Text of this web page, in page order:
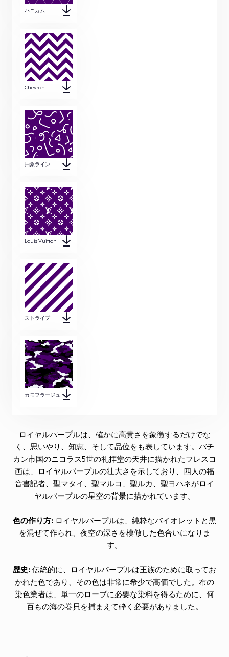
ロイヤルパープルは、確かに高貴さを象徴するだけでな
く、思いやり、知恵、そして品位をも表しています。バチ
カン市国のニコラス5世の礼拝堂の天井に描かれたフレスコ
画は、ロイヤルパープルの壮大さを示しており、四人の福
音書記者、聖マタイ、聖マルコ、聖ルカ、聖ヨハネがロイ
ヤルパープルの星空の背景に描かれています。
色の作り方: ロイヤルパープルは、純粋なバイオレットと黒
を混ぜて作られ、夜空の深さを模倣した色合いになりま
す。
歴史:伝統的に、ロイヤルパープルは王族のために取ってお
かれた色であり、その色は非常に希少で高価でした。布の
染色業者は、単一のローブに必要な染料を得るために、何
百もの海の巻貝を捕まえて砕く必要がありました。
ハニカム
Chevron
抽象ライン
Louis Vuitton
ストライプ
カモフラージュ